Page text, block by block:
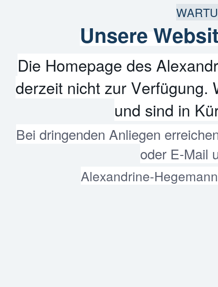
Unsere
Die Homepage des
derzeit nicht zur Verfügung.
und sind in
Bei dringenden Anliegen
oder E-Mail
Alexandrine-